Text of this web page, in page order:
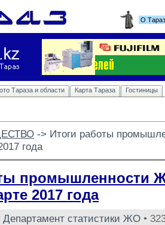
О
Тараза и области Карта Тараза Гостиницы
-> Итоги работы
года
промышленности
2017 года
Департамент статистики ЖО •